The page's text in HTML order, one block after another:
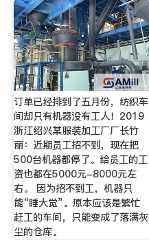
订单已经排到了五月份，纺织车
间却只有机器没有工人！2019
浙江绍兴某服装加工厂厂长竹
丽：近期员工招不到，现在把
500台机器都停了。给员工的工
资也都在5000元-8000元左
右。 因为招不到工，机器只
能“睡大觉”。原本应该是繁忙
赶工的车间，只能变成了落满灰
尘的仓库。